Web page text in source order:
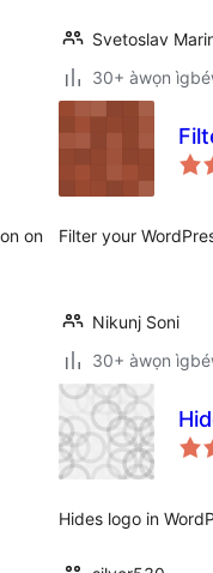
Svetoslav
30+ àwọn
on
Filter your
Nikunj Soni
30+ àwọn
Hides logo in